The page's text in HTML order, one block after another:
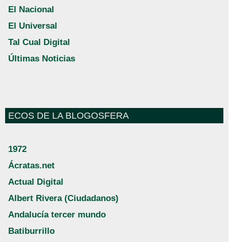
El Nacional
El Universal
Tal Cual Digital
Últimas Noticias
ECOS DE LA BLOGOSFERA
1972
Ácratas.net
Actual Digital
Albert Rivera (Ciudadanos)
Andalucía tercer mundo
Batiburrillo